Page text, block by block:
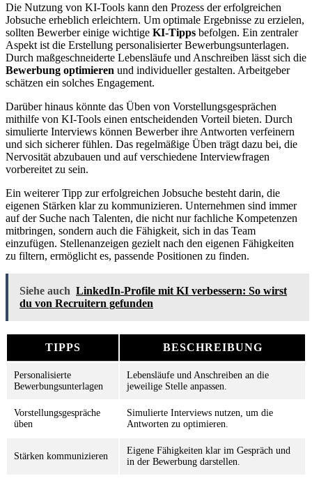
Die Nutzung von KI-Tools kann den Prozess der erfolgreichen
Jobsuche erheblich erleichtern. Um optimale Ergebnisse zu erzielen,
sollten Bewerber einige wichtige KI-Tipps befolgen. Ein zentraler
Aspekt ist die Erstellung personalisierter Bewerbungsunterlagen.
Durch maßgeschneiderte Lebensläufe und Anschreiben lässt sich die
Bewerbung optimieren und individueller gestalten. Arbeitgeber
schätzen ein solches Engagement.
Darüber hinaus könnte das Üben von Vorstellungsgesprächen
mithilfe von KI-Tools einen entscheidenden Vorteil bieten. Durch
simulierte Interviews können Bewerber ihre Antworten verfeinern
und sich sicherer fühlen. Das regelmäßige Üben trägt dazu bei, die
Nervosität abzubauen und auf verschiedene Interviewfragen
vorbereitet zu sein.
Ein weiterer Tipp zur erfolgreichen Jobsuche besteht darin, die
eigenen Stärken klar zu kommunizieren. Unternehmen sind immer
auf der Suche nach Talenten, die nicht nur fachliche Kompetenzen
mitbringen, sondern auch die Fähigkeit, sich in das Team
einzufügen. Stellenanzeigen gezielt nach den eigenen Fähigkeiten
zu filtern, ermöglicht es, passende Positionen zu finden.
Siehe auch LinkedIn-Profile mit KI verbessern: So wirst
du von Recruitern gefunden
TIPPS BESCHREIBUNG
Personalisierte
Bewerbungsunterlagen
Lebensläufe und Anschreiben an die
jeweilige Stelle anpassen.
Vorstellungsgespräche
üben
Simulierte Interviews nutzen, um die
Antworten zu optimieren.
Stärken kommunizieren
Eigene Fähigkeiten klar im Gespräch und
in der Bewerbung darstellen.